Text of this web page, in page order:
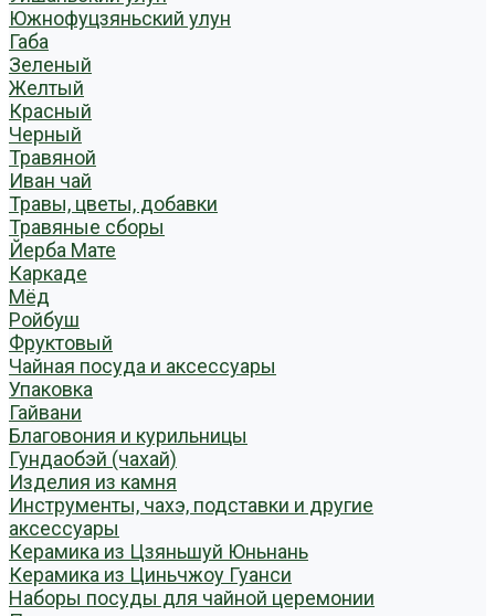
Южнофуцзяньский улун
Габа
Зеленый
Желтый
Красный
Черный
Травяной
Иван чай
Травы, цветы, добавки
Травяные сборы
Йерба Мате
Каркаде
Мёд
Ройбуш
Фруктовый
Чайная посуда и аксессуары
Упаковка
Гайвани
Благовония и курильницы
Гундаобэй (чахай)
Изделия из камня
Инструменты, чахэ, подставки и другие
аксессуары
Керамика из Цзяньшуй Юньнань
Керамика из Циньчжоу Гуанси
Наборы посуды для чайной церемонии